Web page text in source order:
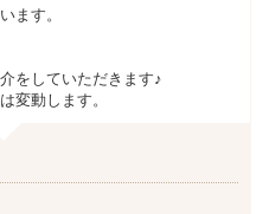
ます。
をしていただきます♪
変動します。